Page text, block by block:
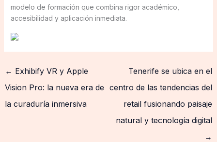
modelo de formación que combina rigor académico,
accesibilidad y aplicación inmediata.
← Exhibify VR y Apple
Vision Pro: la nueva era de
la curaduría inmersiva
Tenerife se ubica en el
centro de las tendencias del
retail fusionando paisaje
natural y tecnología digital
→